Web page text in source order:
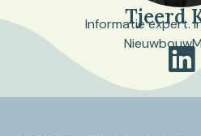
Tjeerd
Informatie expert.